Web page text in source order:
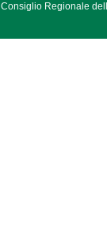
Consiglio Regionale